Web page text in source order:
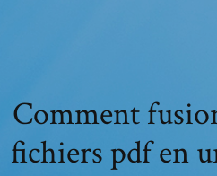
Comment
fichiers pdf en